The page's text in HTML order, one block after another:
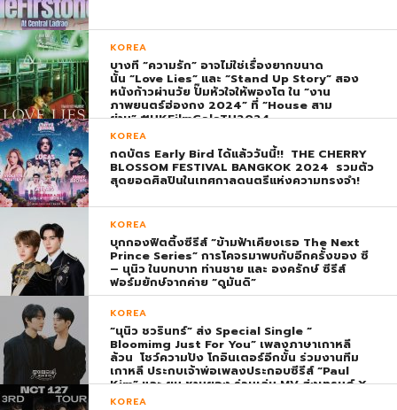
KOREA
บางที “ความรัก” อาจไม่ใช่เรื่องยากขนาด
นั้น “Love Lies” และ “Stand Up Story” สอง
หนังก้าวผ่านวัย ปั๊มหัวใจให้พองโต ใน “งาน
ภาพยนตร์ฮ่องกง 2024” ที่ “House สาม
ย่าน” #HKFilmGalaTH2024
KOREA
กดบัตร Early Bird ได้แล้ววันนี้!! THE CHERRY
BLOSSOM FESTIVAL BANGKOK 2024 รวมตัว
สุดยอดศิลปินในเทศกาลดนตรีแห่งความทรงจำ!
KOREA
บุกกองฟิตติ้งซีรีส์ “ข้ามฟ้าเคียงเธอ The Next
Prince Series” การโคจรมาพบกับอีกครั้งของ ซี
– นุนิว ในบทบาท ท่านชาย และ องครักษ์ ซีรีส์
ฟอร์มยักษ์จากค่าย “ดูมันดิ”
KOREA
“นุนิว ชวรินทร์” ส่ง Special Single “
Bloomimg Just For You” เพลงภาษาเกาหลี
ล้วน โชว์ความปัง โกอินเตอร์อีกขั้น ร่วมงานทีม
เกาหลี ประกบเจ้าพ่อเพลงประกอบซีรีส์ “Paul
Kim” และ ยุน ชานยอง ร่วมเล่น MV ส่งเทรนด์ X
พุ่ง ติดอันดับ 1 โลก
KOREA